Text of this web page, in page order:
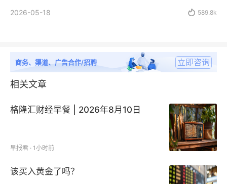
2026-05-18  589.8k
商务、渠道、广告合作/招聘 立即咨询
相关文章
格隆汇财经早餐 | 2026年8月10日
早报君 · 1小时前
该买入黄金了吗？